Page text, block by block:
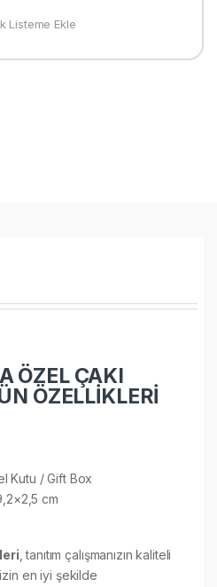
Listeme Ekle
ÖZEL ÇAKI
ÖZELLİKLERİ
Kutu / Gift Box
cm
, tanıtım çalışmanızın kaliteli
en iyi şekilde